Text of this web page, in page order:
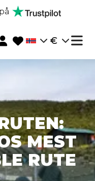
på
€
MEST
RUTE